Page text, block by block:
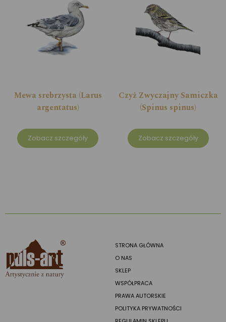
Mewa srebrzysta (Larus
argentatus)
Zobacz szczegóły
Czyż Zwyczajny Samiczka
(Spinus spinus)
Zobacz szczegóły
STRONA GŁÓWNA
O NAS
SKLEP
WSPÓŁPRACA
PRAWA AUTORSKIE
POLITYKA PRYWATNOŚCI